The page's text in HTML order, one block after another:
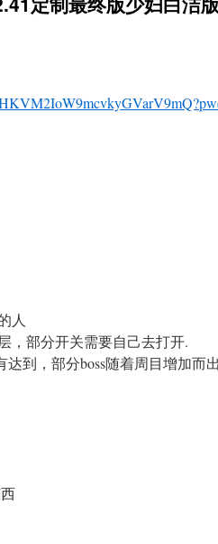
人
，部分开关需要自己去打开.
到，部分boss随着周目增加而